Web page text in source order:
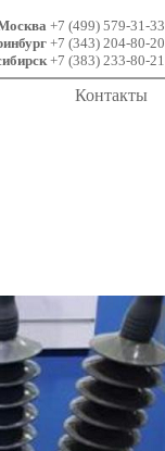
+7 (499) 579-31-33
+7 (343) 204-80-20
+7 (383) 233-80-21
Контакты